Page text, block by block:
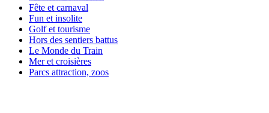
Fête et carnaval
Fun et insolite
Golf et tourisme
Hors des sentiers battus
Le Monde du Train
Mer et croisières
Parcs attraction, zoos